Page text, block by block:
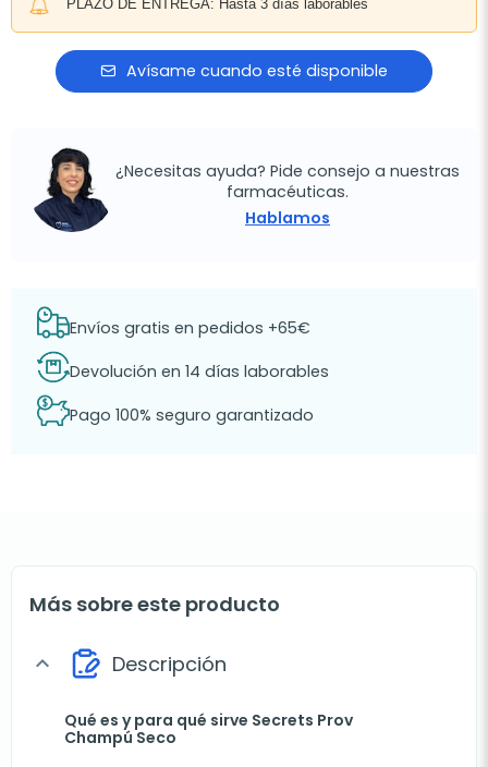
PLAZO DE ENTREGA: Hasta 3 días laborables
Avísame cuando esté disponible
¿Necesitas ayuda? Pide consejo a nuestras
farmacéuticas.
Hablamos
Envíos gratis en pedidos +65€
Devolución en 14 días laborables
Pago 100% seguro garantizado
Más sobre este producto
expand_more Descripción
Qué es y para qué sirve Secrets Prov
Champú Seco